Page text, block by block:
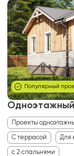
Популярный
Проекты
С террасой Для
с 2 спальнями